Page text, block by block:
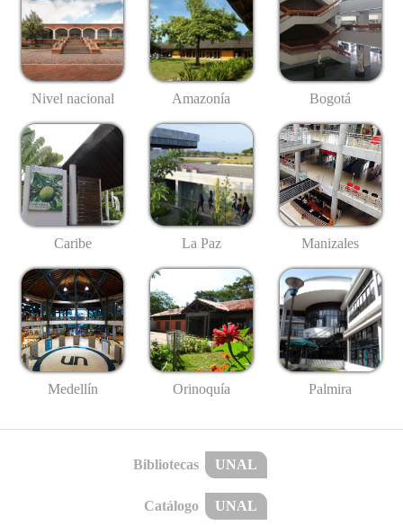
Nivel nacional Amazonía Bogotá
Caribe La Paz Manizales
Medellín Orinoquía Palmira
Bibliotecas UNAL
Catálogo UNAL